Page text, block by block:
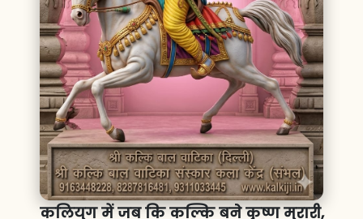
कलियुग में जब कि कल्कि बने कृष्ण मुरारी,